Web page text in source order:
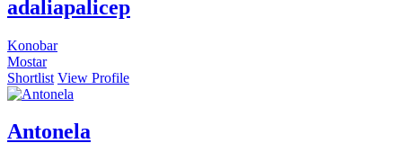
adaliapalicep
Konobar
Mostar
Shortlist View Profile
Antonela